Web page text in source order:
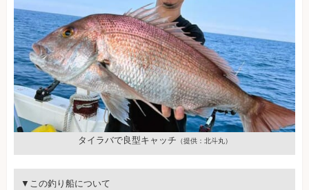
タイラバで良型キャッチ （提供：北斗丸）
▼この釣り船について